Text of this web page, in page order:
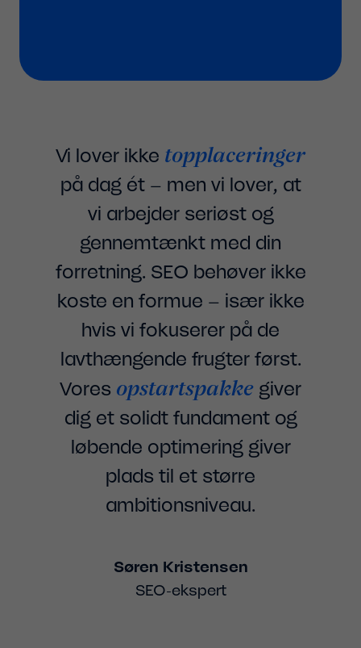
Vi lover ikke topplaceringer
på dag ét – men vi lover, at
vi arbejder seriøst og
gennemtænkt med din
forretning. SEO behøver ikke
koste en formue – især ikke
hvis vi fokuserer på de
lavthængende frugter først.
Vores opstartspakke giver
dig et solidt fundament og
løbende optimering giver
plads til et større
ambitionsniveau.
Søren Kristensen
SEO-ekspert